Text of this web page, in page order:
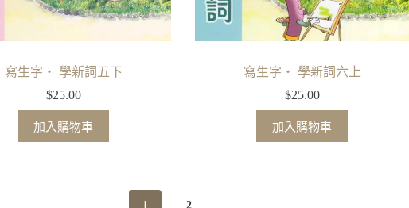
寫生字‧ 學新詞五下
$25.00
加入購物車
寫生字‧ 學新詞六上
$25.00
加入購物車
1 2